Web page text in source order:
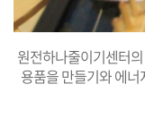
원전하나줄이기센터
용품을 만들기와 에